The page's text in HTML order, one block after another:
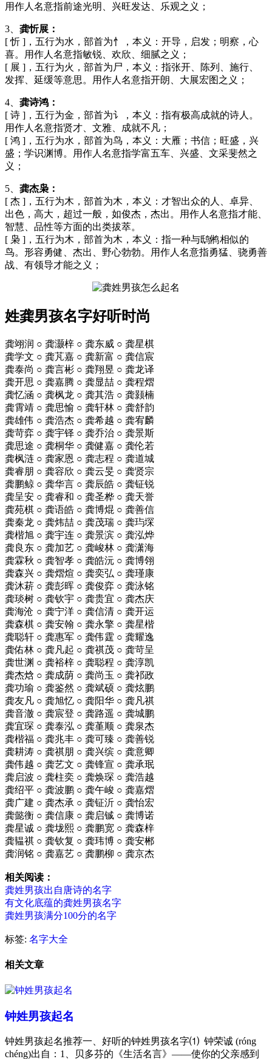
用作人名意指前途光明、兴旺发达、乐观之义；
3、龚忻展：
[ 忻 ]，五行为水，部首为忄，本义：开导，启发；明察，心
喜。用作人名意指敏锐、欢欣、细腻之义；
[ 展 ]，五行为火，部首为尸，本义：指张开、陈列、施行、
发挥、延缓等意思。用作人名意指开朗、大展宏图之义；
4、龚诗鸿：
[ 诗 ]，五行为金，部首为讠，本义：指有极高成就的诗人。
用作人名意指贤才、文雅、成就不凡；
[ 鸿 ]，五行为水，部首为鸟，本义：大雁；书信；旺盛，兴
盛；学识渊博。用作人名意指学富五车、兴盛、文采斐然之
义；
5、龚杰枭：
[ 杰 ]，五行为木，部首为木，本义：才智出众的人、卓异、
出色，高大，超过一般，如俊杰，杰出。用作人名意指才能、
智慧、品性等方面的出类拔萃。
[ 枭 ]，五行为木，部首为木，本义：指一种与鸱鸺相似的
鸟。形容勇健、杰出、野心勃勃。用作人名意指勇猛、骁勇善
战、有领导才能之义；
姓龚男孩名字好听时尚
龚翊润 ○ 龚灏梓 ○ 龚东威 ○ 龚星棋
龚学文 ○ 龚芃嘉 ○ 龚新富 ○ 龚信宸
龚泰尚 ○ 龚言彬 ○ 龚翔昱 ○ 龚龙译
龚开思 ○ 龚嘉腾 ○ 龚显喆 ○ 龚程熠
龚忆涵 ○ 龚枫龙 ○ 龚其浩 ○ 龚颢楠
龚霄靖 ○ 龚思愉 ○ 龚轩林 ○ 龚舒韵
龚雄伟 ○ 龚浩杰 ○ 龚希越 ○ 龚宥麟
龚苛弈 ○ 龚宇铎 ○ 龚乔治 ○ 龚景斯
龚思途 ○ 龚桐华 ○ 龚健嘉 ○ 龚伦若
龚枫涟 ○ 龚家恩 ○ 龚志程 ○ 龚道城
龚睿朋 ○ 龚容欣 ○ 龚云旻 ○ 龚贤宗
龚鹏鲸 ○ 龚华言 ○ 龚辰皓 ○ 龚钲锐
龚呈安 ○ 龚睿和 ○ 龚圣桦 ○ 龚天誉
龚苑棋 ○ 龚语皓 ○ 龚博焜 ○ 龚善信
龚秦龙 ○ 龚炜喆 ○ 龚茂瑞 ○ 龚玙堔
龚楷旭 ○ 龚宇连 ○ 龚景滨 ○ 龚泓烨
龚良东 ○ 龚加艺 ○ 龚峻林 ○ 龚潇海
龚霖秋 ○ 龚智孝 ○ 龚皓沅 ○ 龚博翎
龚森兴 ○ 龚熠煊 ○ 龚奕弘 ○ 龚瑾康
龚沐菥 ○ 龚彭晖 ○ 龚俊弈 ○ 龚泳铭
龚琰树 ○ 龚钦宇 ○ 龚贵宜 ○ 龚杰庆
龚海沧 ○ 龚宁洋 ○ 龚信清 ○ 龚开运
龚森棋 ○ 龚安翰 ○ 龚永擎 ○ 龚星楷
龚聪轩 ○ 龚惠军 ○ 龚伟霆 ○ 龚耀逸
龚佑林 ○ 龚凡起 ○ 龚祺茂 ○ 龚苛呈
龚世渊 ○ 龚裕梓 ○ 龚聪程 ○ 龚淳凯
龚杰焓 ○ 龚成荫 ○ 龚尚玉 ○ 龚祁政
龚功瑜 ○ 龚鉴然 ○ 龚斌硕 ○ 龚炫鹏
龚友凡 ○ 龚旭忆 ○ 龚阳华 ○ 龚凡祺
龚音澈 ○ 龚宸登 ○ 龚路遥 ○ 龚城鹏
龚宜琛 ○ 龚泰泓 ○ 龚堇顺 ○ 龚泉杰
龚楷福 ○ 龚兆丰 ○ 龚可臻 ○ 龚善锐
龚耕涛 ○ 龚祺朋 ○ 龚兴缤 ○ 龚意卿
龚伟越 ○ 龚艺文 ○ 龚锋宣 ○ 龚承珉
龚启波 ○ 龚柱奕 ○ 龚焕琛 ○ 龚浩越
龚绍平 ○ 龚波鹏 ○ 龚午峻 ○ 龚嘉熠
龚广建 ○ 龚杰承 ○ 龚钲沂 ○ 龚怡宏
龚懿衡 ○ 龚信康 ○ 龚启铖 ○ 龚博诺
龚星诚 ○ 龚垅熙 ○ 龚鹏宽 ○ 龚森梓
龚韫祺 ○ 龚钦复 ○ 龚玮博 ○ 龚安郴
龚润铭 ○ 龚嘉艺 ○ 龚鹏柳 ○ 龚京杰
相关阅读：
龚姓男孩出自唐诗的名字
有文化底蕴的龚姓男孩名字
龚姓男孩满分100分的名字
标签: 名字大全
相关文章
钟姓男孩起名
钟姓男孩起名推荐一、好听的钟姓男孩名字⑴ 钟荣诚 (róng
chéng)出自：1、贝多芬的《生活名言》——使你的父亲感到